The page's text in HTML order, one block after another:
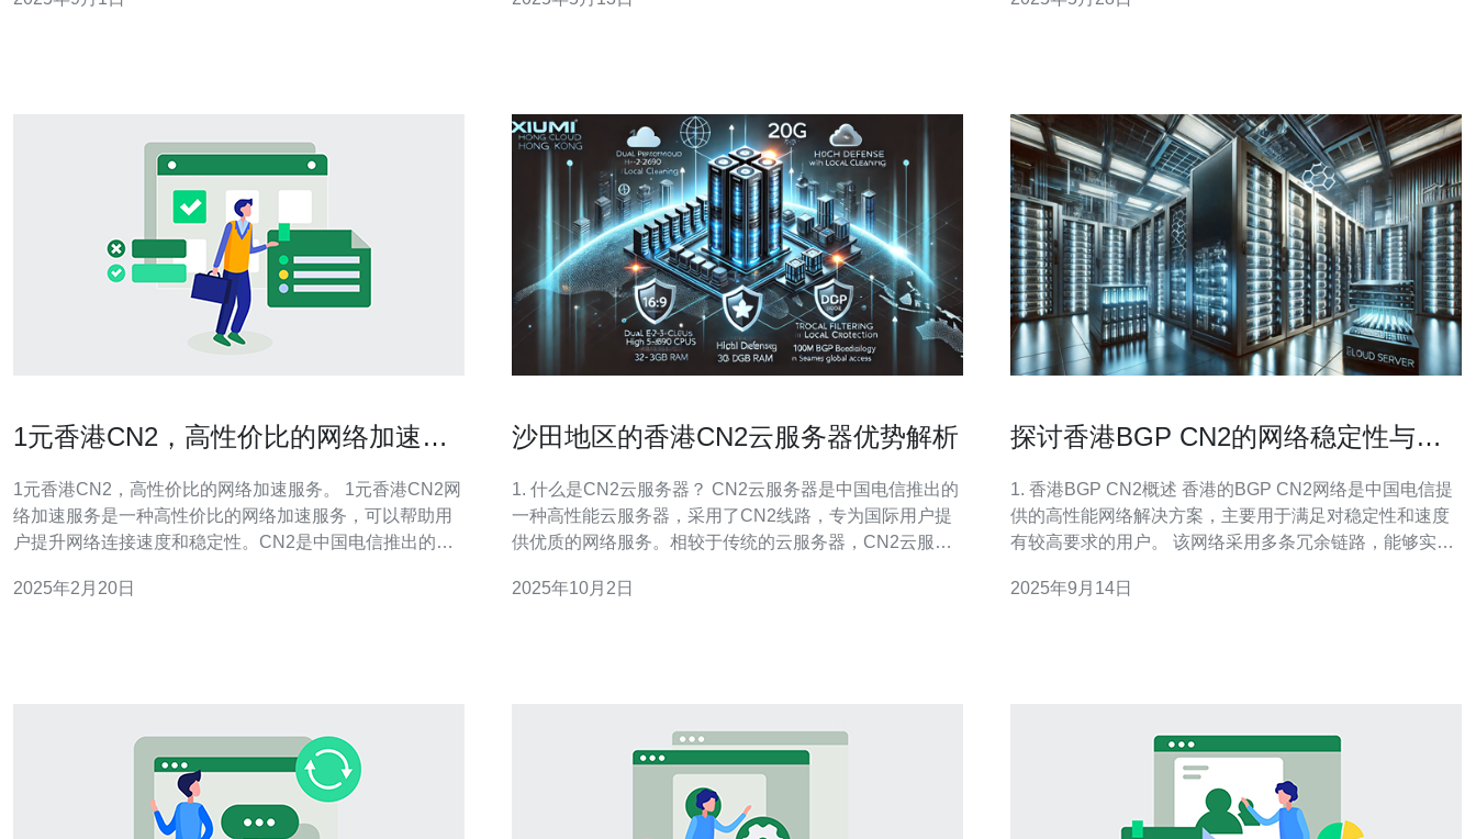
香港cn2带宽的优势在于其低延迟和高稳定性。相较于其他
方面具有明显优势。 中国用户在访问国际互联网资源时常
减优惠。优惠额度根据具体套餐和服务期限而定，购买越
1元香港CN2，高性价比的网络加速服
1元香港CN2，高性价比的网络加速服务。 1元香港CN2网
络加速服务是一种高性价比的网络加速服务，可以帮助用
户提升网络连接速度和稳定性。CN2是中国电信推出的一
快速的网络连接体验。 1元香港CN2网络加速服务具有以
2025年2月20日
沙田地区的香港CN2云服务器优势解析
1. 什么是CN2云服务器？ CN2云服务器是中国电信推出的
一种高性能云服务器，采用了CN2线路，专为国际用户提
供优质的网络服务。相较于传统的云服务器，CN2云服务
要高带宽和低延迟的业务。 2. 沙田地区的CN2云服务器有
2025年10月2日
探讨香港BGP CN2的网络稳定性与速
1. 香港BGP CN2概述 香港的BGP CN2网络是中国电信提
供的高性能网络解决方案，主要用于满足对稳定性和速度
有较高要求的用户。 该网络采用多条冗余链路，能够实现
协议）允许不同网络之间的路由信息
2025年9月14日